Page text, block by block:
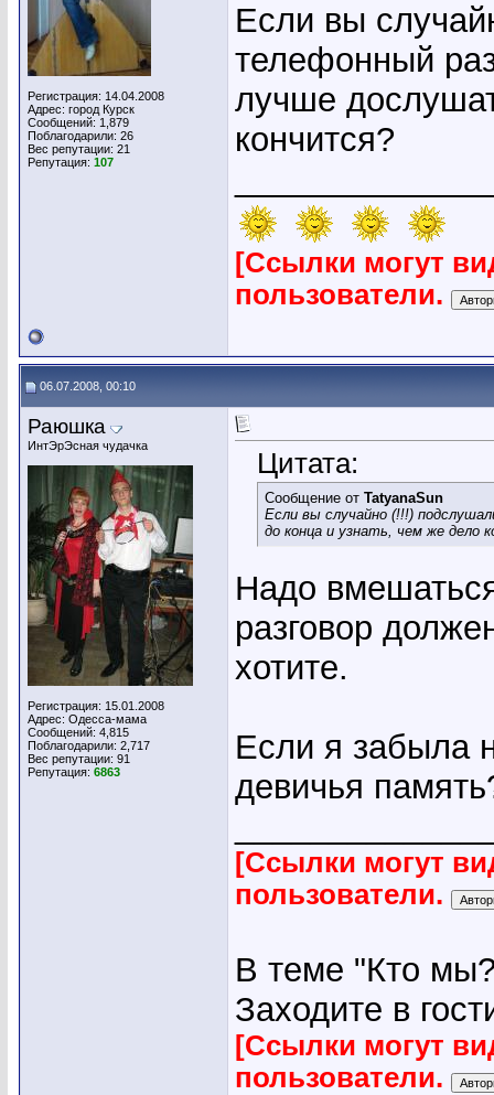
Регистрация: 14.04.2008
Адрес: город Курск
Сообщений: 1,879
Поблагодарили: 26
Вес репутации: 21
Репутация: 107
Если вы
телефонный
лучше
кончится?
[Ссылки могут
пользователи.
06.07.2008, 00:10
Раюшка
ИнтЭрЭсная чудачка
Регистрация: 15.01.2008
Адрес: Одесса-мама
Сообщений: 4,815
Поблагодарили: 2,717
Вес репутации: 91
Репутация: 6863
Цитата:
Сообщение от TatyanaSun
Если вы случайно (!!!)
до конца и узнать, чем же дело
Надо
разговор
хотите.
Если я забыла
девичья
[Ссылки могут
пользователи.
В теме "Кто
Заходите в
[Ссылки могут
пользователи.